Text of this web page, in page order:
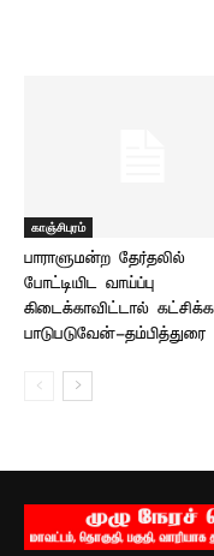
காஞ்சிபுரம்
பாராளுமன்ற தேர்தலில்
போட்டியிட வாய்ப்பு
கிடைக்காவிட்டால்
பாடுபடுவேன்-தம்பித்துரை